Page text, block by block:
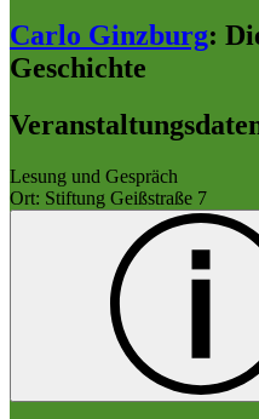
Carlo Ginzburg:
Geschichte
Lesung und Gespräch
Ort: Stiftung Geißstraße 7